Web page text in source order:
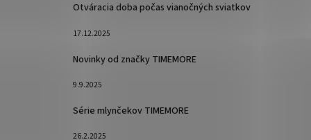
Otváracia doba počas vianočných sviatkov
17.12.2025
Novinky od značky TIMEMORE
9.9.2025
Série mlynčekov TIMEMORE
26.2.2025